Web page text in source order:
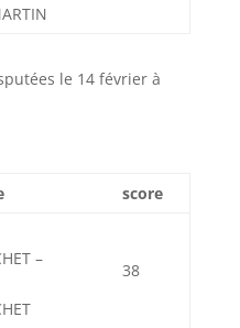
le 14 février à
score
–
38